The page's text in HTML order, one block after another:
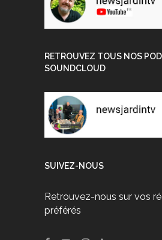
RETROUVEZ TOUS NOS
SOUNDCLOUD
SUIVEZ-NOUS
Retrouvez-nous sur vos
préférés